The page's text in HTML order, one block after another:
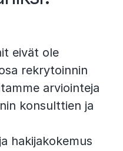
eivät ole
rekrytoinnin
arviointeja
konsulttien ja
hakijakokemus